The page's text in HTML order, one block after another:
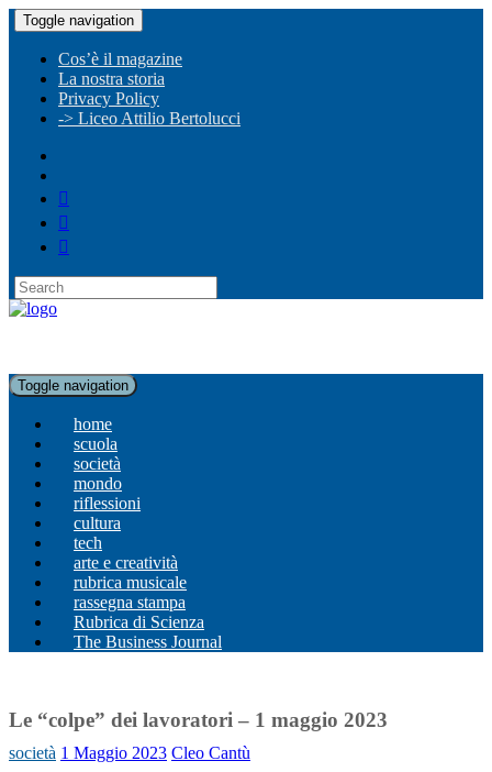
Toggle navigation
Cos’è il magazine
La nostra storia
Privacy Policy
-> Liceo Attilio Bertolucci
Toggle navigation
home
scuola
società
mondo
riflessioni
cultura
tech
arte e creatività
rubrica musicale
rassegna stampa
Rubrica di Scienza
The Business Journal
Le “colpe” dei lavoratori – 1 maggio 2023
società 1 Maggio 2023 Cleo Cantù